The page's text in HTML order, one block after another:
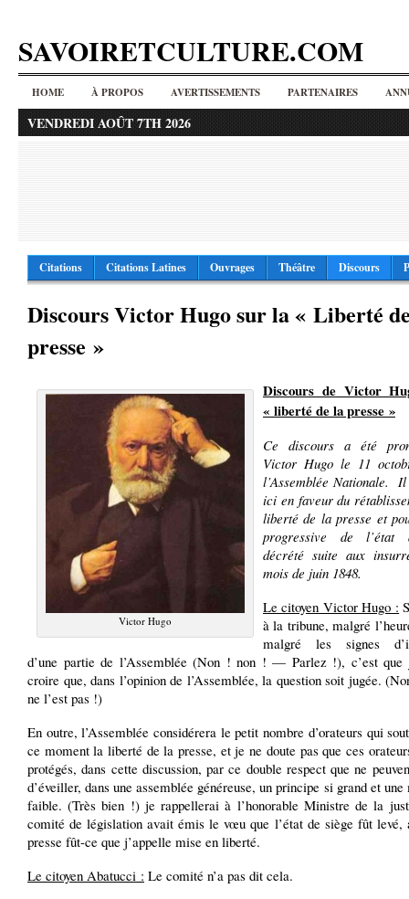
SAVOIRETCULTURE.COM
HOME À PROPOS AVERTISSEMENTS PARTENAIRES
VENDREDI AOÛT 7TH 2026
Citations Citations Latines Ouvrages Théâtre Discours
Discours Victor Hugo sur la « Liberté
presse »
Victor Hugo
Discours de Victor
« liberté de la presse »
Ce discours a été
Victor Hugo le 11
l’Assemblée Nationale.
Il
ici en faveur du
liberté de la presse et
progressive de l’état
décrété suite aux
mois de juin 1848.
Le citoyen Victor Hugo :
à la tribune, malgré
malgré les signes
d’une partie de l’Assemblée (Non ! non ! — Parlez !), c’est que
croire que, dans l’opinion de l’Assemblée, la question soit jugée.
ne l’est pas !)
En outre, l’Assemblée considérera le petit nombre d’orateurs qui
ce moment la liberté de la presse, et je ne doute pas que ces
protégés, dans cette discussion, par ce double respect que ne
d’éveiller, dans une assemblée généreuse, un principe si grand et
faible. (Très bien !) je rappellerai à l’honorable Ministre de la
comité de législation avait émis le vœu que l’état de siège fût levé,
presse fût-ce que j’appelle mise en liberté.
Le citoyen Abatucci : Le comité n’a pas dit cela.